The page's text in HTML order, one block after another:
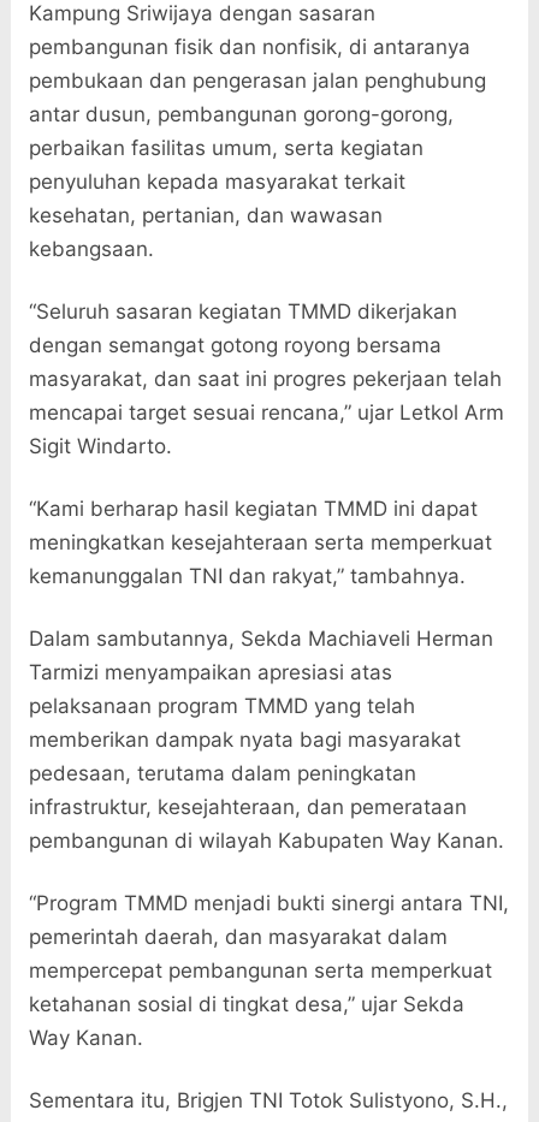
Kampung Sriwijaya dengan sasaran
pembangunan fisik dan nonfisik, di antaranya
pembukaan dan pengerasan jalan penghubung
antar dusun, pembangunan gorong-gorong,
perbaikan fasilitas umum, serta kegiatan
penyuluhan kepada masyarakat terkait
kesehatan, pertanian, dan wawasan
kebangsaan.
“Seluruh sasaran kegiatan TMMD dikerjakan
dengan semangat gotong royong bersama
masyarakat, dan saat ini progres pekerjaan telah
mencapai target sesuai rencana,” ujar Letkol Arm
Sigit Windarto.
“Kami berharap hasil kegiatan TMMD ini dapat
meningkatkan kesejahteraan serta memperkuat
kemanunggalan TNI dan rakyat,” tambahnya.
Dalam sambutannya, Sekda Machiaveli Herman
Tarmizi menyampaikan apresiasi atas
pelaksanaan program TMMD yang telah
memberikan dampak nyata bagi masyarakat
pedesaan, terutama dalam peningkatan
infrastruktur, kesejahteraan, dan pemerataan
pembangunan di wilayah Kabupaten Way Kanan.
“Program TMMD menjadi bukti sinergi antara TNI,
pemerintah daerah, dan masyarakat dalam
mempercepat pembangunan serta memperkuat
ketahanan sosial di tingkat desa,” ujar Sekda
Way Kanan.
Sementara itu, Brigjen TNI Totok Sulistyono, S.H.,